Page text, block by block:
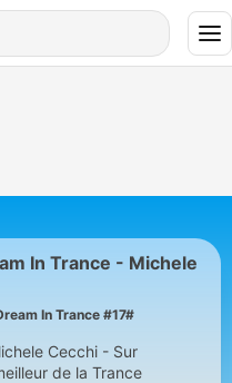
In Trance - Michele
In Trance #17#
Cecchi - Sur
de la Trance